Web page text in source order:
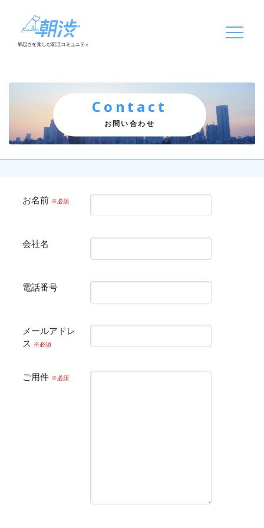
Contact
お問い合わせ
お名前 ※必須
会社名
電話番号
メールアドレ
ス ※必須
ご用件 ※必須